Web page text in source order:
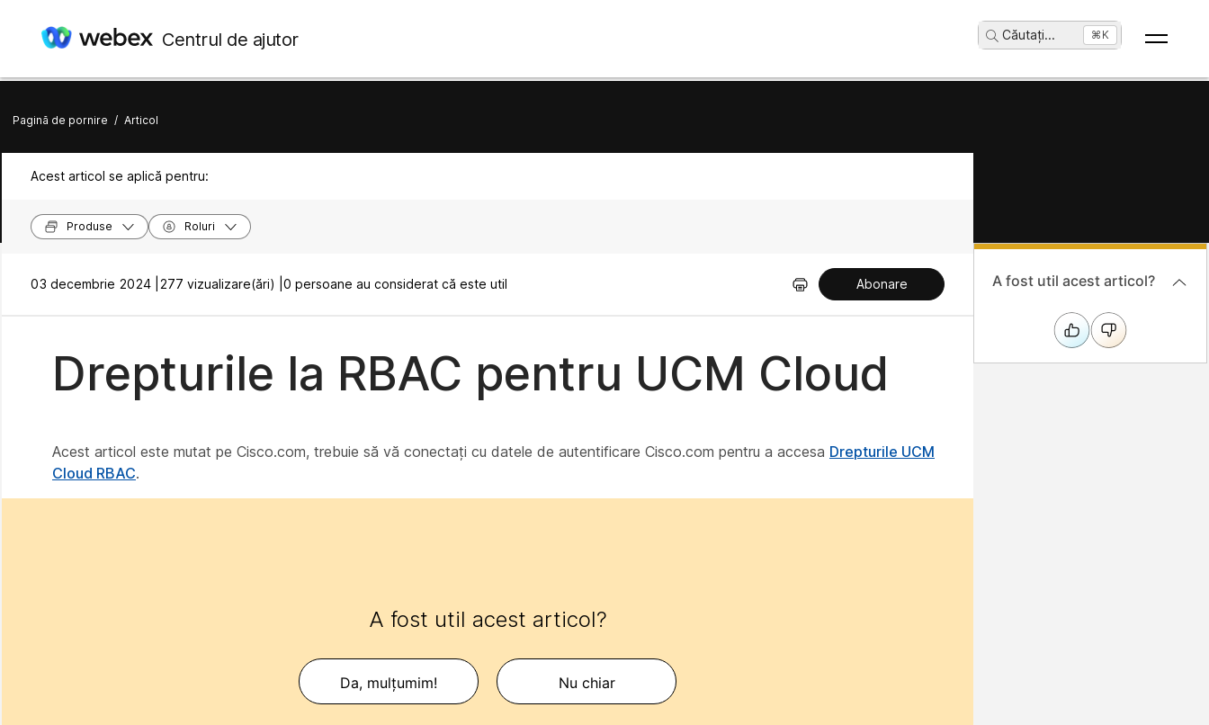
Centrul de ajutor Căutați... ⌘K
Pagină de pornire / Articol
Acest articol se aplică pentru:
Produse Roluri
03 decembrie 2024 | 277 vizualizare(ări) | 0 persoane au considerat că este util Abonare
Drepturile la RBAC pentru UCM Cloud
Acest articol este mutat pe Cisco.com, trebuie să vă conectați cu datele de autentificare Cisco.com pentru a accesa Drepturile UCM
Cloud RBAC.
A fost util acest articol?
Da, mulțumim! Nu chiar
A fost util acest articol?